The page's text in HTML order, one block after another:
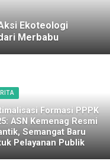
Ekoteologi
Merbabu
Formasi PPPK
ASN Kemenag Resmi
Semangat Baru
Pelayanan Publik